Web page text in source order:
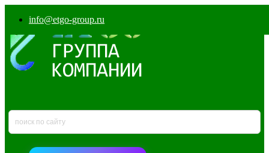
info@etgo-group.ru